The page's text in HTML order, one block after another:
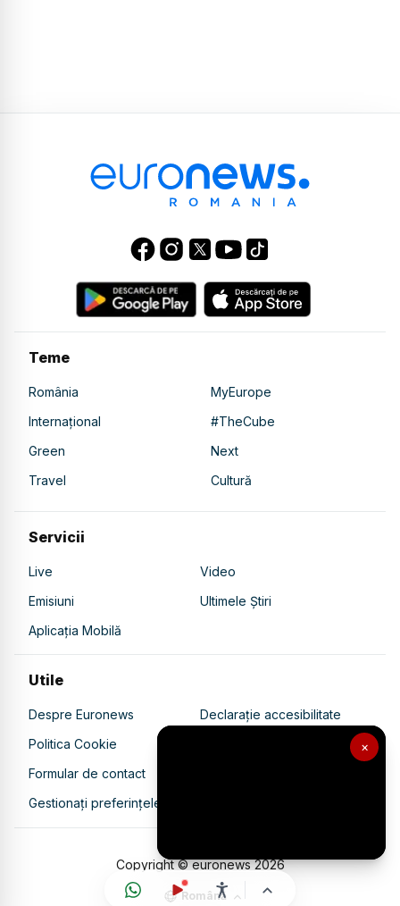
×
Teme
România
MyEurope
Internațional
#TheCube
Green
Next
Travel
Cultură
Servicii
Live
Video
Emisiuni
Ultimele Știri
Aplicația Mobilă
Utile
Despre Euronews
Declarație accesibilitate
Politica Cookie
Politica de confidențialitate
Formular de contact
Gestionați preferințele
Copyright © euronews2026
Română